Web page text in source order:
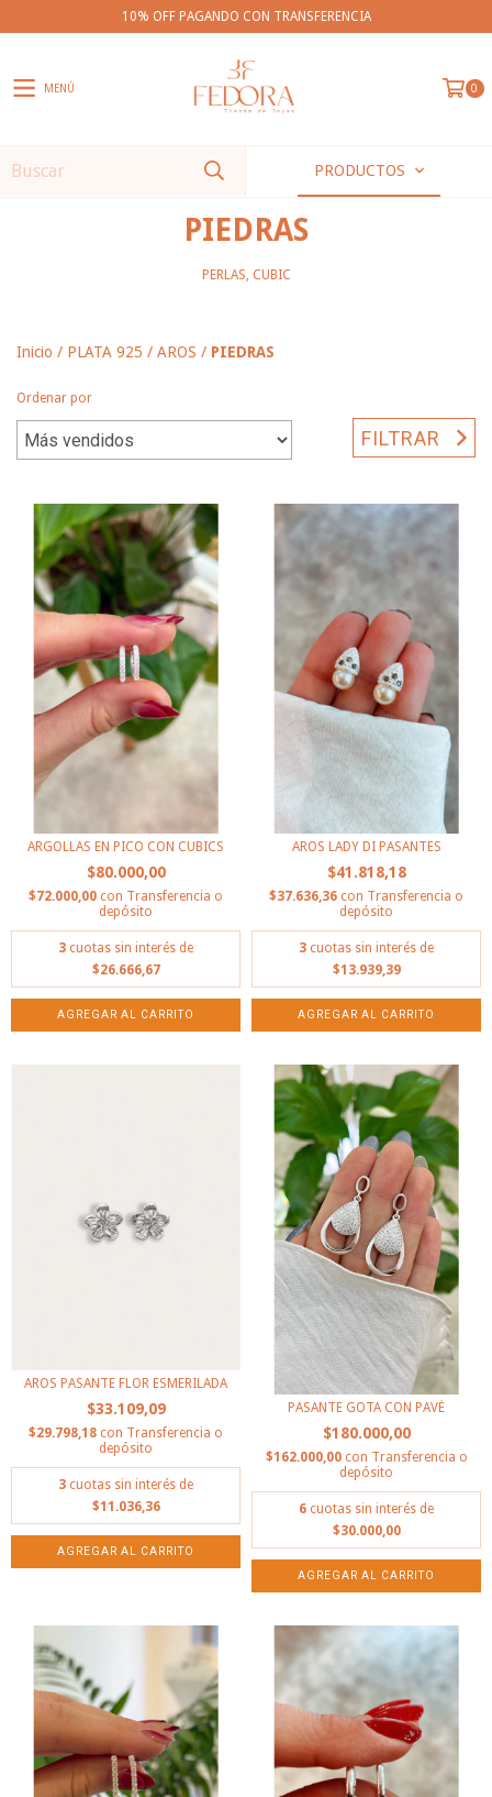
10% OFF PAGANDO CON TRANSFERENCIA
MENÚ 0
PRODUCTOS
PIEDRAS
PERLAS, CUBIC
Inicio / PLATA 925 / AROS / PIEDRAS
Ordenar por
FILTRAR
ARGOLLAS EN PICO CON CUBICS
$80.000,00
$72.000,00 con Transferencia o
depósito
3 cuotas sin interés de
$26.666,67
AROS LADY DI PASANTES
$41.818,18
$37.636,36 con Transferencia o
depósito
3 cuotas sin interés de
$13.939,39
AROS PASANTE FLOR ESMERILADA
$33.109,09
$29.798,18 con Transferencia o
depósito
3 cuotas sin interés de
$11.036,36
PASANTE GOTA CON PAVÉ
$180.000,00
$162.000,00 con Transferencia o
depósito
6 cuotas sin interés de
$30.000,00